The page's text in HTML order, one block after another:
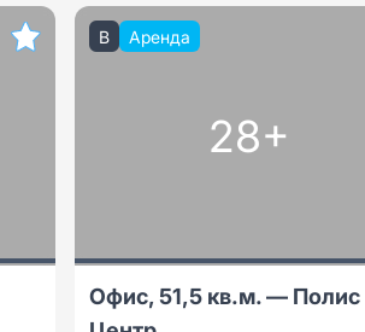
B Аренда
28+
Офис, 51,5 кв.м. — Полис